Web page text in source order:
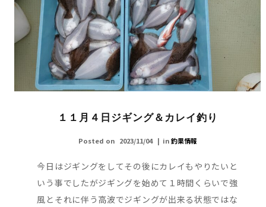
１１月４日ジギング＆カレイ釣り
Posted on 2023/11/04 in釣果情報
今日はジギングをしてその後にカレイもやりたいと
いう事でしたがジギングを始めて１時間くらいで強
風とそれに伴う高波でジギングが出来る状態ではな